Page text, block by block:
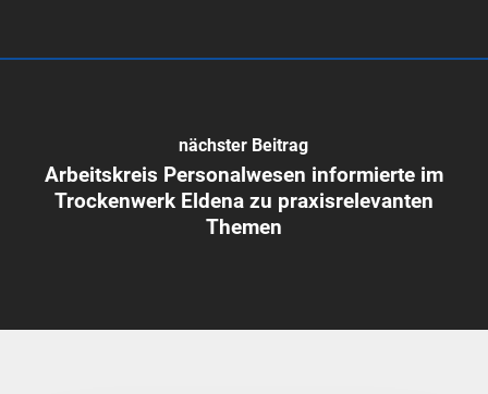
nächster Beitrag
Arbeitskreis Personalwesen informierte im
Trockenwerk Eldena zu praxisrelevanten
Themen